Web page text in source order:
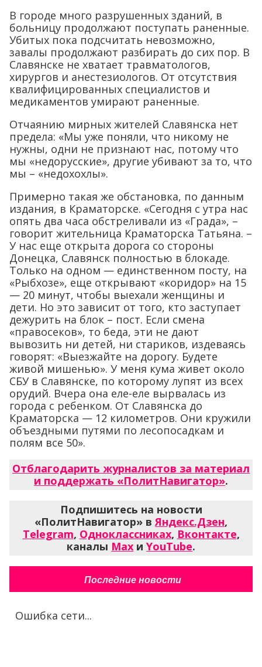
В городе много разрушенных зданий, в
больницу продолжают поступать раненные.
Убитых пока подсчитать невозможно,
завалы продолжают разбирать до сих пор. В
Славянске не хватает травматологов,
хирургов и анестезиологов. От отсутствия
квалифицированных специалистов и
медикаментов умирают раненные.
Отчаянию мирных жителей Славянска нет
предела: «Мы уже поняли, что никому не
нужны, одни не признают нас, потому что
мы «недорусские», другие убивают за то, что
мы – «недохохлы».
Примерно такая же обстановка, по данным
издания, в Краматорске. «Сегодня с утра нас
опять два часа обстреливали из «Града», –
говорит жительница Краматорска Татьяна. –
У нас еще открыта дорога со стороны
Донецка, Славянск полностью в блокаде.
Только на одном — единственном посту, на
«Рыбхозе», еще открывают «коридор» на 15
— 20 минут, чтобы выехали женщины и
дети. Но это зависит от того, кто заступает
дежурить на блок – пост. Если смена
«правосеков», то беда, эти не дают
вывозить ни детей, ни стариков, издеваясь
говорят: «Выезжайте на дорогу. Будете
живой мишенью». У меня кума живет около
СБУ в Славянске, по которому лупят из всех
орудий. Вчера она еле-еле вырвалась из
города с ребенком. От Славянска до
Краматорска — 12 километров. Они кружили
объездными путями по лесопосадкам и
полям все 50».
Отблагодарить журналистов за материал
и поддержать «ПолитНавигатор».
Подпишитесь на новости
«ПолитНавигатор» вЯндекс.Дзен,
Telegram, Одноклассниках, Вконтакте,
каналы Max и YouTube.
Последние новости
Ошибка сети...